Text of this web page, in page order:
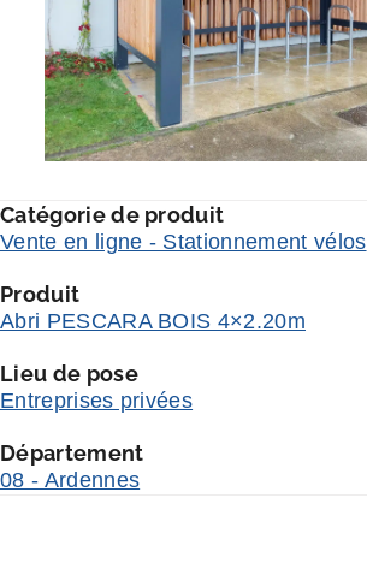
Catégorie de produit
Vente en ligne - Stationnement vélos
Produit
Abri PESCARA BOIS 4×2.20m
Lieu de pose
Entreprises privées
Département
08 - Ardennes